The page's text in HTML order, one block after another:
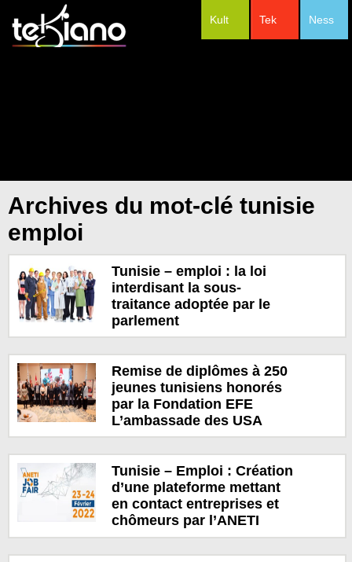
Ness
Tek
Kult
Archives du mot-clé tunisie
emploi
Tunisie – emploi : la loi
interdisant la sous-
traitance adoptée par le
parlement
Remise de diplômes à 250
jeunes tunisiens honorés
par la Fondation EFE
L’ambassade des USA
Tunisie – Emploi : Création
d’une plateforme mettant
en contact entreprises et
chômeurs par l’ANETI